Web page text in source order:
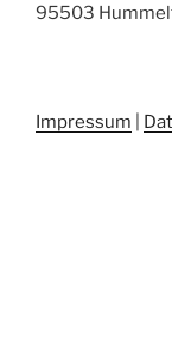
95503
Impressum